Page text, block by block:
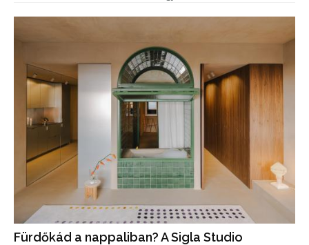
Fürdőkád a nappaliban? A Sigla Studio